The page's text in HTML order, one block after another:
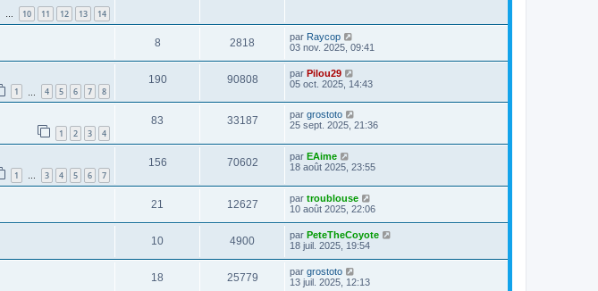
… 10 11 12 13 14
8 2818 par Raycop
03 nov. 2025, 09:41
1 4 5 6 7 8
190 90808 par Pilou29
05 oct. 2025, 14:43
1 2 3 4
83 33187 par grostoto
25 sept. 2025, 21:36
1 … 3 4 5 6 7
156 70602 par EAime
18 août 2025, 23:55
21 12627 par troublouse
10 août 2025, 22:06
10 4900 par PeteTheCoyote
18 juil. 2025, 19:54
18 25779 par grostoto
13 juil. 2025, 12:13